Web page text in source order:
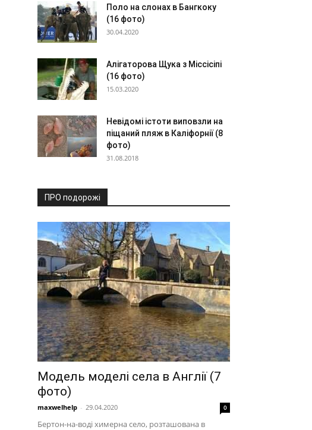
Поло на слонах в Бангкоку
(16 фото)
30.04.2020
Алігаторова Щука з Міссісіпі
(16 фото)
15.03.2020
Невідомі істоти виповзли на
піщаний пляж в Каліфорнії (8
фото)
31.08.2018
ПРО подорожі
Модель моделі села в Англії (7
фото)
maxwelhelp - 29.04.2020 0
Бертон-на-воді химерна село, розташована в